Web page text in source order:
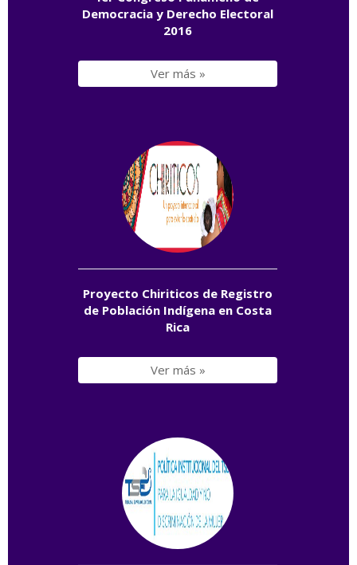
Democracia y Derecho Electoral
2016
Ver más »
Proyecto Chiriticos de Registro
de Población Indígena en Costa
Rica
Ver más »